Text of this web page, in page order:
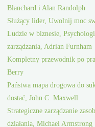
Blanchard i Alan Randolph
Służący lider, Uwolnij moc
Ludzie w biznesie,
zarządzania, Adrian Furnham
Kompletny przewodnik po
Berry
Państwa mapa drogowa do
dostać, John C. Maxwell
Strategiczne zarządzanie
działania, Michael Armstrong